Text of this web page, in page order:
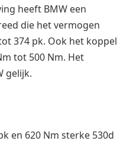
heeft BMW een
die het vermogen
374 pk. Ook het koppel
tot 500 Nm. Het
gelijk.
en 620 Nm sterke 530d